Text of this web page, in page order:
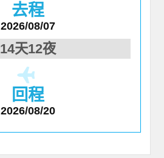
去程
2026/08/07
14天12夜
回程
2026/08/20